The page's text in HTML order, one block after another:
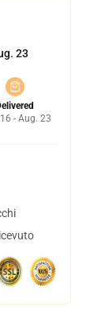
23
- Aug. 23